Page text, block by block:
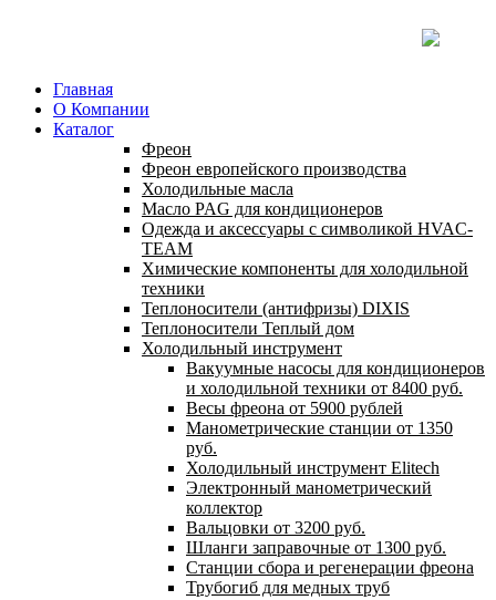
Главная
О Компании
Каталог
Фреон
Фреон европейского производства
Холодильные масла
Масло PAG для кондиционеров
Одежда и аксессуары с символикой HVAC-
TEAM
Химические компоненты для холодильной
техники
Теплоносители (антифризы) DIXIS
Теплоносители Теплый дом
Холодильный инструмент
Вакуумные насосы для кондиционеров
и холодильной техники от 8400 руб.
Весы фреона от 5900 рублей
Манометрические станции от 1350
руб.
Холодильный инструмент Elitech
Электронный манометрический
коллектор
Вальцовки от 3200 руб.
Шланги заправочные от 1300 руб.
Станции сбора и регенерации фреона
Трубогиб для медных труб